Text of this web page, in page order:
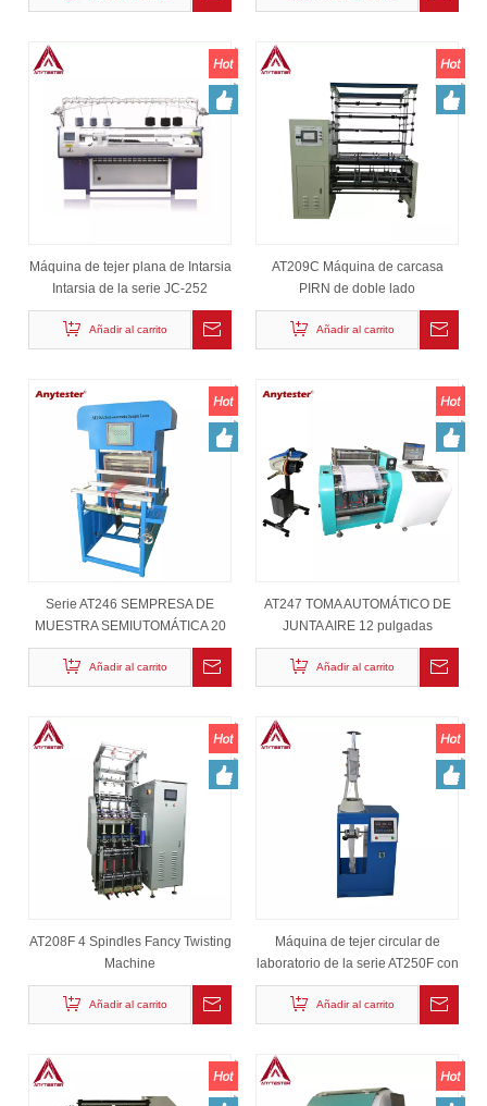
Máquina de tejer plana de Intarsia
Intarsia de la serie JC-252
Añadir al carrito
AT209C Máquina de carcasa
PIRN de doble lado
Añadir al carrito
Serie AT246 SEMPRESA DE
MUESTRA SEMIUTOMÁTICA 20
pulgadas
Añadir al carrito
AT247 TOMA AUTOMÁTICO DE
JUNTA AIRE 12 pulgadas
Añadir al carrito
AT208F 4 Spindles Fancy Twisting
Machine
Añadir al carrito
Máquina de tejer circular de
laboratorio de la serie AT250F con
pantalla LED
Añadir al carrito